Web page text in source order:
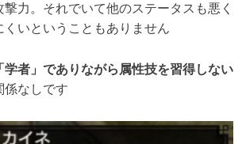
力。それでいて他のステータスも悪く
くいということもありません
学者」でありながら属性技を習得しない
係なしです